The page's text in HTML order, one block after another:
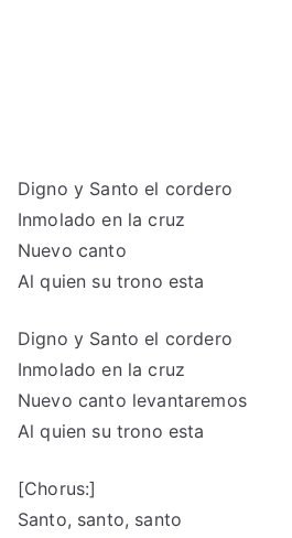
Digno y Santo el cordero
Inmolado en la cruz
Nuevo canto
Al quien su trono esta
Digno y Santo el cordero
Inmolado en la cruz
Nuevo canto levantaremos
Al quien su trono esta
[Chorus:]
Santo, santo, santo